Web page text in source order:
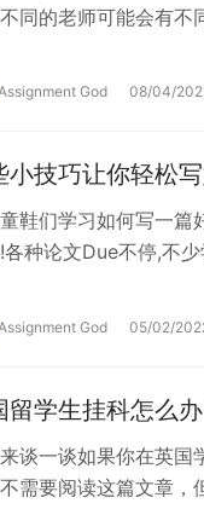
同的老师可能会有不
God 08/04/
小技巧让你轻松
鞋们学习如何写一篇
各种论文Due不停,不
God 05/02/
留学生挂科怎么
谈一谈如果你在英国
需要阅读这篇文章，